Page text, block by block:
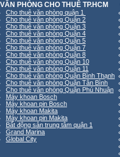
VĂN PHÒNG CHO THUÊ TP.HCM
Cho thuê văn phòng quận 1
Cho thuê văn phòng Quận 2
Cho thuê văn phòng Quận 3
Cho thuê văn phòng Quận 4
Cho thuê văn phòng Quận 5
Cho thuê văn phòng Quận 7
Cho thuê văn phòng Quận 8
Cho thuê văn phòng Quận 10
Cho thuê văn phòng Quận 11
Cho thuê văn phòng Quận Bình Thạnh
Cho thuê văn phòng Quận Tân Bình
Cho thuê văn phòng Quận Phú Nhuận
Máy khoan Bosch
Máy khoan pin Bosch
Máy khoan Makita
Máy khoan pin Makita
Bất động sản trung tâm quận 1
Grand Marina
Global City